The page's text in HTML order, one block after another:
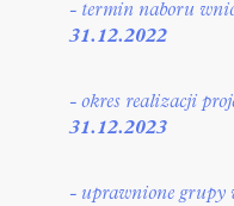
- termin naboru
31.12.2022
- okres realizacji
31.12.2023
- uprawnione grupy